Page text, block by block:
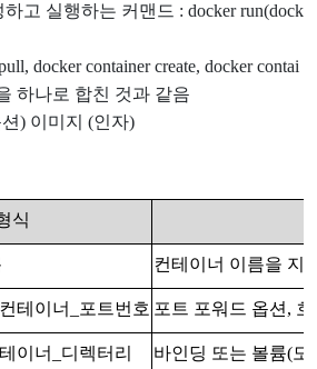
고 실행하는 커맨드 : docker run(dock
docker container create, docker contai
하나로 합친 것과 같음
션) 이미지 (인자)
식
컨테이너 이름을 지
테이너_포트번호 포트 포워드 옵션,
이너_디렉터리 바인딩 또는 볼륨(